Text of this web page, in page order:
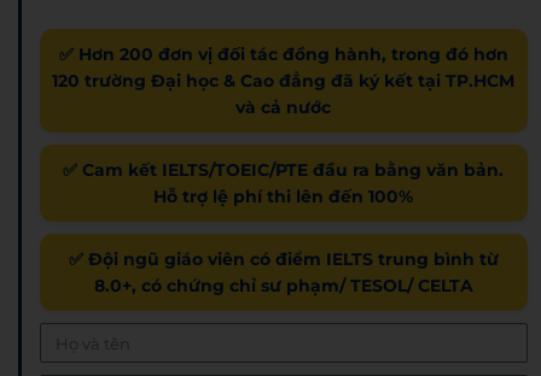
✅ Hơn 200 đơn vị đối tác đồng hành, trong đó hơn
120 trường Đại học & Cao đẳng đã ký kết tại TP.HCM
và cả nước
✅ Cam kết IELTS/TOEIC/PTE đầu ra bằng văn bản.
Hỗ trợ lệ phí thi lên đến 100%
✅ Đội ngũ giáo viên có điểm IELTS trung bình từ
8.0+, có chứng chỉ sư phạm/ TESOL/ CELTA